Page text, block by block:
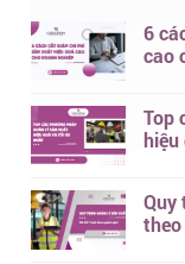
6
cao
Top
hiệu
Quy